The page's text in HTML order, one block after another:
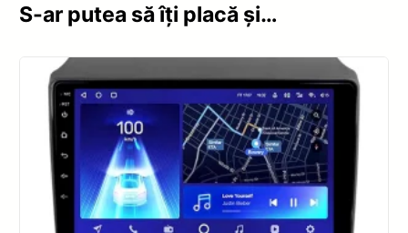
S-ar putea să îți placă și…